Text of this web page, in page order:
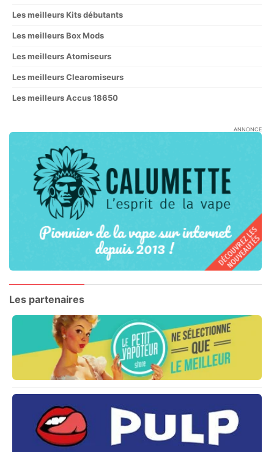
Les meilleurs Kits débutants
Les meilleurs Box Mods
Les meilleurs Atomiseurs
Les meilleurs Clearomiseurs
Les meilleurs Accus 18650
ANNONCE
Les partenaires